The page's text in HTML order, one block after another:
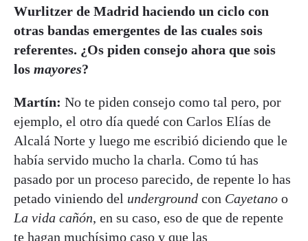
Wurlitzer de Madrid haciendo un ciclo con
otras bandas emergentes de las cuales sois
referentes. ¿Os piden consejo ahora que sois
los mayores?
Martín: No te piden consejo como tal pero, por
ejemplo, el otro día quedé con Carlos Elías de
Alcalá Norte y luego me escribió diciendo que le
había servido mucho la charla. Como tú has
pasado por un proceso parecido, de repente lo has
petado viniendo del underground con Cayetano o
La vida cañón, en su caso, eso de que de repente
te hagan muchísimo caso y que las